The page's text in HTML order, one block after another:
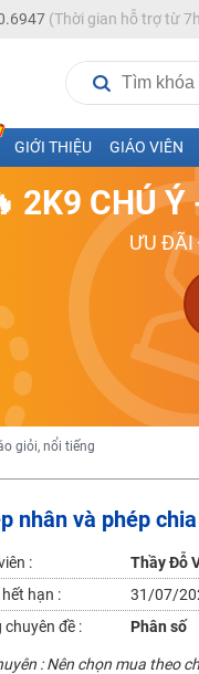
(Thời gian hỗ trợ từ
GIỚI THIỆU GIÁO VIÊN
2K9 CHÚ
ƯU ĐÃI
- Lý - Hóa - Văn - Anh- Sinh-
và THCS năm học 2026-2027
giỏi, nổi tiếng
giỏi
nổi tiếng
giỏi
- 2024
giỏi, nổi tiếng
giỏi, nổi tiếng
nổi tiếng
luyện thi TN THPT - ĐH ít nhất
toàn bộ khoá học tại
11-13/09/2024
11-15/11)
- Hóa - Văn - Anh năm 2018
nhân và phép
:
Thầy Đỗ
hạn :
31/07/
chuyên đề :
Phân số
: Nên chọn mua theo